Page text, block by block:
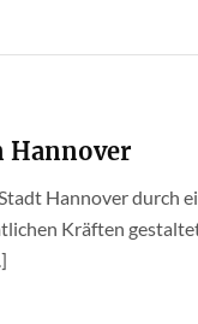
Hannover
Hannover durch
Kräften